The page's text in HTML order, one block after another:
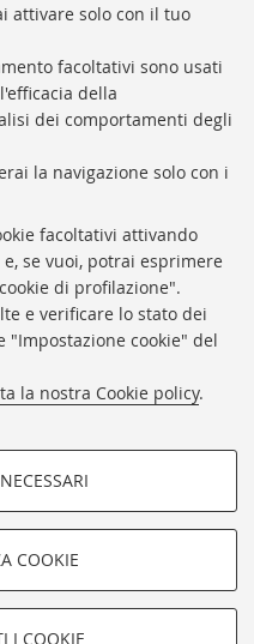
attivare solo con il tuo
facoltativi sono usati
della
dei comportamenti degli
la navigazione solo con i
facoltativi attivando
se vuoi, potrai esprimere
di profilazione".
e verificare lo stato dei
"Impostazione cookie" del
la nostra Cookie policy.
in base al loro comportamento
COOKIE
I COOKIE
di Bologna